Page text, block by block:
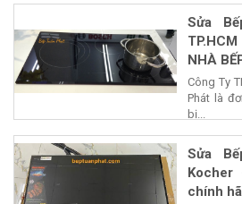
Sửa
NHÀ
Công Ty
Phát là
bị...
Sửa
Kocher
chính